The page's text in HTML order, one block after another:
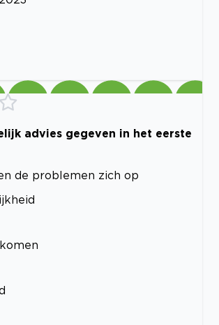
advies gegeven in het eerste
de problemen zich op